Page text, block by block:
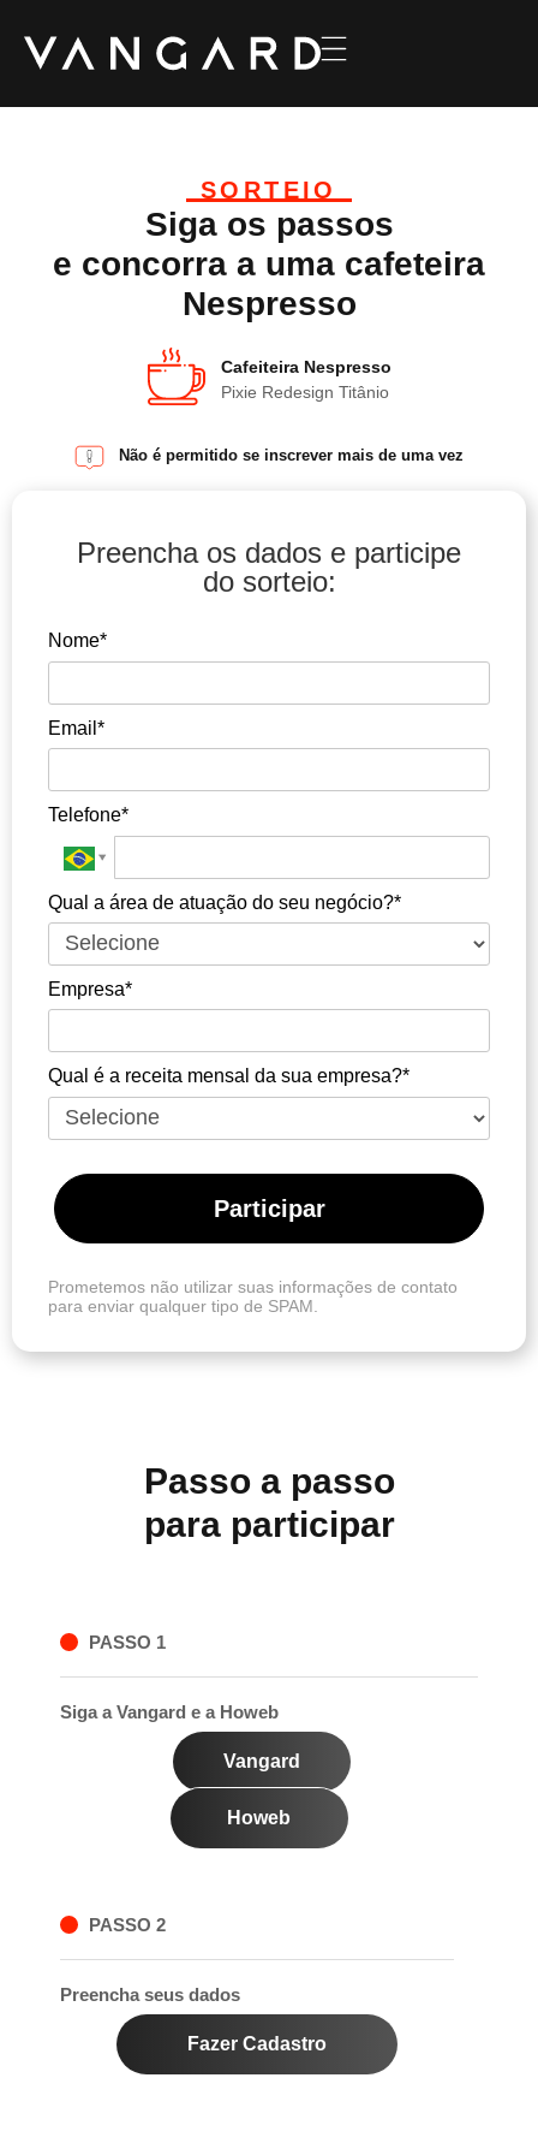
SORTEIO
Siga os passos
e concorra a uma cafeteira
Nespresso
Cafeiteira Nespresso
Pixie Redesign Titânio
Não é permitido se inscrever mais de uma vez
Preencha os dados e participe
do sorteio:
Nome*
Email*
Telefone*
Qual a área de atuação do seu negócio?*
Empresa*
Qual é a receita mensal da sua empresa?*
Participar
Prometemos não utilizar suas informações de contato
para enviar qualquer tipo de SPAM.
Passo a passo
para participar
PASSO 1
Siga a Vangard e a Howeb
Vangard
Howeb
PASSO 2
Preencha seus dados
Fazer Cadastro